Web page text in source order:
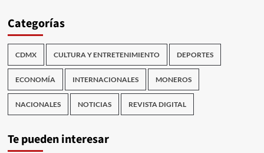
Categorías
CDMX CULTURA Y ENTRETENIMIENTO DEPORTES
ECONOMÍA INTERNACIONALES MONEROS
NACIONALES NOTICIAS REVISTA DIGITAL
Te pueden interesar